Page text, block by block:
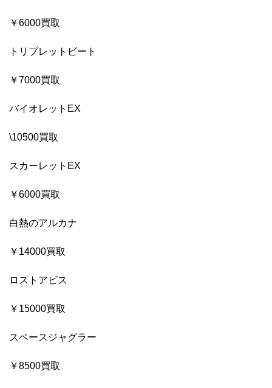
￥6000買取
トリプレットビート
￥7000買取
バイオレットEX
\10500買取
スカーレットEX
￥6000買取
白熱のアルカナ
￥14000買取
ロストアビス
￥15000買取
スペースジャグラー
￥8500買取